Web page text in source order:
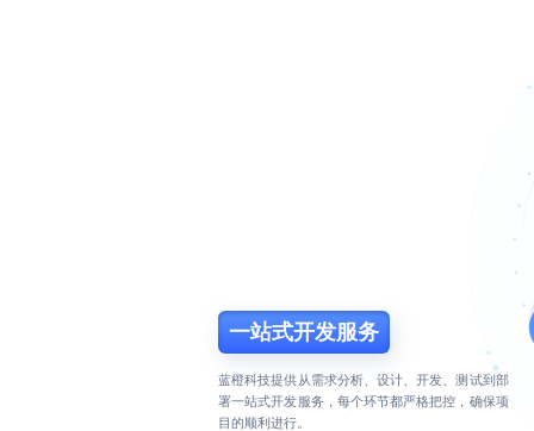
一站式开发服务
蓝橙科技提供从需求分析、设计、开发、测试到部
署一站式开发服务，每个环节都严格把控，确保项
目的顺利进行。